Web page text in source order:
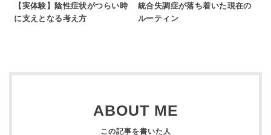
【実体験】陰性症状がつらい時
に支えとなる考え方
統合失調症が落ち着いた現在の
ルーティン
ABOUT ME